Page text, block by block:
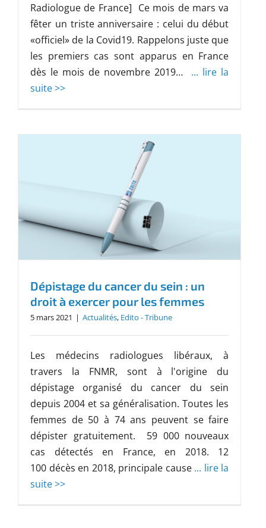
Radiologue de France] Ce mois de mars va
fêter un triste anniversaire : celui du début
«officiel» de la Covid19. Rappelons juste que
les premiers cas sont apparus en France
dès le mois de novembre 2019… ... lire la
suite >>
Dépistage du cancer du sein : un
droit à exercer pour les femmes
5 mars 2021 | Actualités, Edito - Tribune
Les médecins radiologues libéraux, à
travers la FNMR, sont à l'origine du
dépistage organisé du cancer du sein
depuis 2004 et sa généralisation. Toutes les
femmes de 50 à 74 ans peuvent se faire
dépister gratuitement. 59 000 nouveaux
cas détectés en France, en 2018. 12
100 décès en 2018, principale cause ... lire la
suite >>